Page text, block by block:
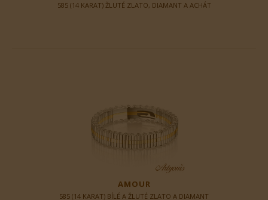
585 (14 KARAT) ŽLUTÉ ZLATO, DIAMANT A ACHÁT
AMOUR
585 (14 KARAT) BÍLÉ A ŽLUTÉ ZLATO A DIAMANT